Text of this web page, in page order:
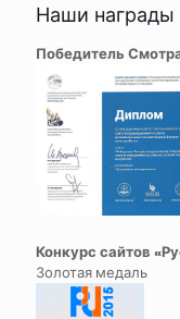
Наши награды
Победитель
Конкурс сайтов
Золотая медаль